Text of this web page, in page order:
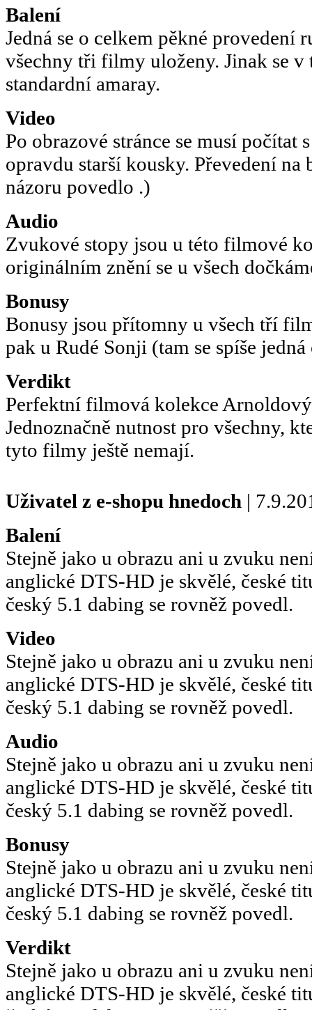
Balení
Jedná se o celkem pěkné provedení
všechny tři filmy uloženy. Jinak se v
standardní amaray.
Video
Po obrazové stránce se musí počítat
opravdu starší kousky. Převedení na
názoru povedlo .)
Audio
Zvukové stopy jsou u této filmové
originálním znění se u všech
Bonusy
Bonusy jsou přítomny u všech tří
pak u Rudé Sonji (tam se spíše
Verdikt
Perfektní filmová kolekce
Jednoznačně nutnost pro všechny,
tyto filmy ještě nemají.
Uživatel z e-shopu hnedoch |
Balení
Stejně jako u obrazu ani u zvuku
anglické DTS-HD je skvělé, české
český 5.1 dabing se rovněž povedl.
Video
Stejně jako u obrazu ani u zvuku
anglické DTS-HD je skvělé, české
český 5.1 dabing se rovněž povedl.
Audio
Stejně jako u obrazu ani u zvuku
anglické DTS-HD je skvělé, české
český 5.1 dabing se rovněž povedl.
Bonusy
Stejně jako u obrazu ani u zvuku
anglické DTS-HD je skvělé, české
český 5.1 dabing se rovněž povedl.
Verdikt
Stejně jako u obrazu ani u zvuku
anglické DTS-HD je skvělé, české